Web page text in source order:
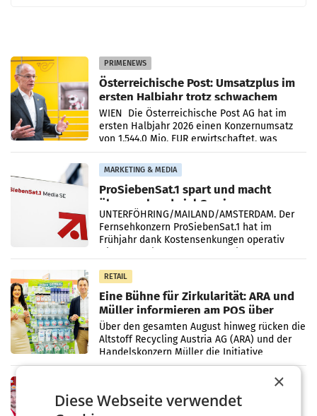
PRIMENEWS
Österreichische Post: Umsatzplus im
ersten Halbjahr trotz schwachem
Briefgeschäft
WIEN Die Österreichische Post AG hat im
ersten Halbjahr 2026 einen Konzernumsatz
von 1.544,0 Mio. EUR erwirtschaftet, was
einem Plus von 3,8 Prozent gegenüber dem
Vergleichszeitraum
MARKETING & MEDIA
ProSiebenSat.1 spart und macht
überraschend viel Gewinn
UNTERFÖHRING/MAILAND/AMSTERDAM. Der
Fernsehkonzern ProSiebenSat.1 hat im
Frühjahr dank Kostensenkungen operativ
RETAIL
Eine Bühne für Zirkularität: ARA und
Müller informieren am POS über
Kreislauffähigkeit
Über den gesamten August hinweg rücken die
Altstoff Recycling Austria AG (ARA) und der
Handelskonzern Müller die Initiative
„Kreislauf-Helden“ in allen österreichischen
Penny modernisiert zwei Filialen in
×
Diese Webseite verwendet